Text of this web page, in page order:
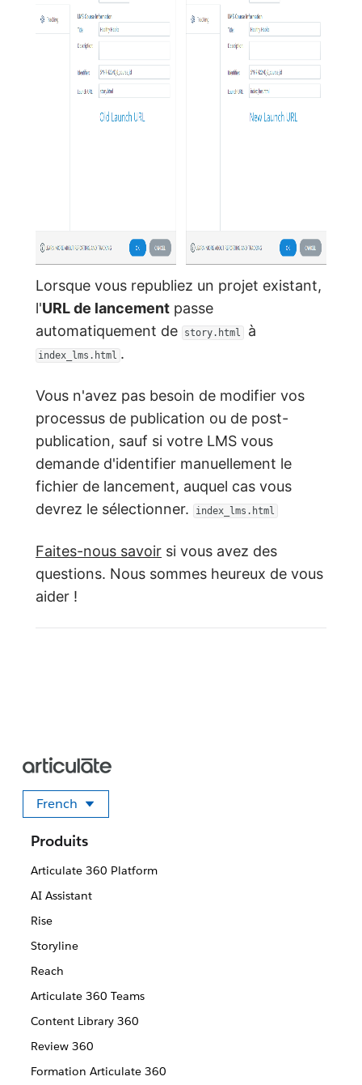
Lorsque vous republiez un projet existant,
l'URL de lancement passe
automatiquement de
story.html à
index_lms.html .
Vous n'avez pas besoin de modifier vos
processus de publication ou de post-
publication, sauf si votre LMS vous
demande d'identifier manuellement le
fichier de lancement, auquel cas vous
devrez le sélectionner.
index_lms.html
Faites-nous savoir si vous avez des
questions. Nous sommes heureux de vous
aider !
French
Sélectionner votre langue
Produits
Articulate 360 Platform
AI Assistant
Rise
Storyline
Reach
Articulate 360 Teams
Content Library 360
Review 360
Formation Articulate 360